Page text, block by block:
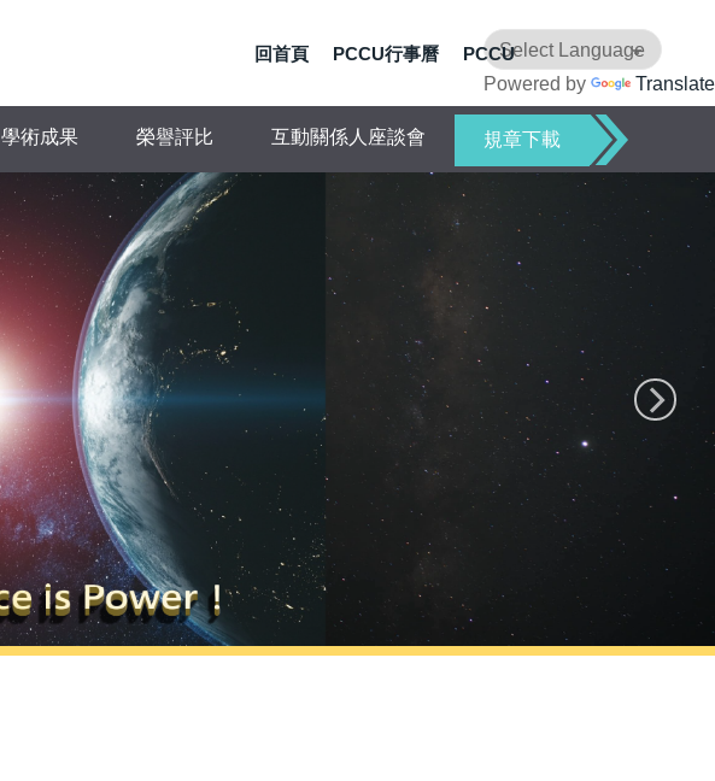
Powered by Translate
回首頁 PCCU行事曆 PCCU
學術成果 榮譽評比 互動關係人座談會 規章下載